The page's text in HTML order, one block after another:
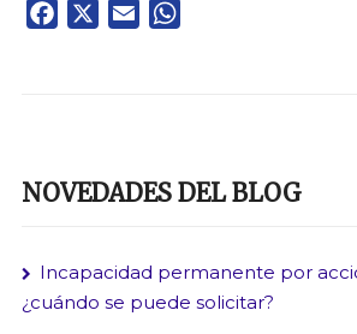
Facebook Email
NOVEDADES DEL BLOG
Incapacidad permanente por
¿cuándo se puede solicitar?